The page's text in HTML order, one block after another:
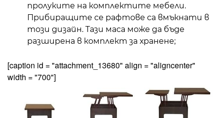
пролуките на комплектите мебели.
Прибиращите се рафтове са вмъкнати в
този дизайн. Тази маса може да бъде
разширена в комплект за хранене;
[caption id = "attachment_13680" align = "aligncenter"
width = "700"]